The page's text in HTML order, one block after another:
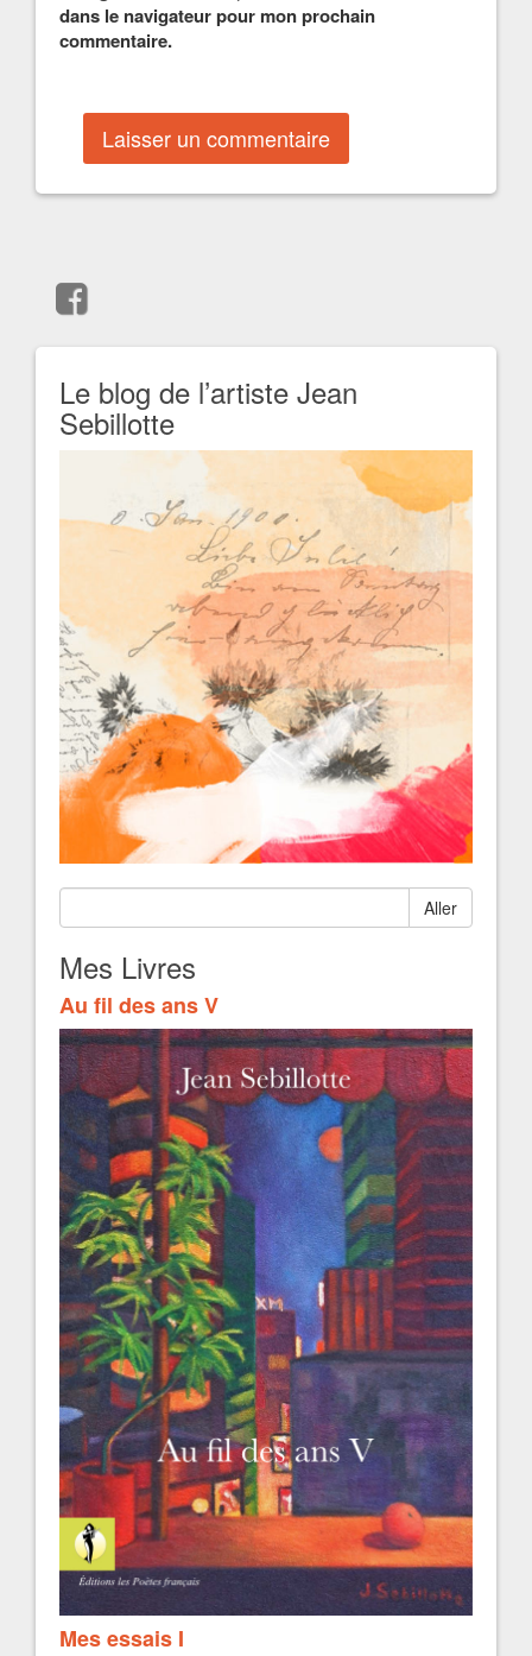
dans le navigateur pour mon prochain
commentaire.
Le blog de l’artiste Jean
Sebillotte
Aller
Mes Livres
Au fil des ans V
Mes essais I